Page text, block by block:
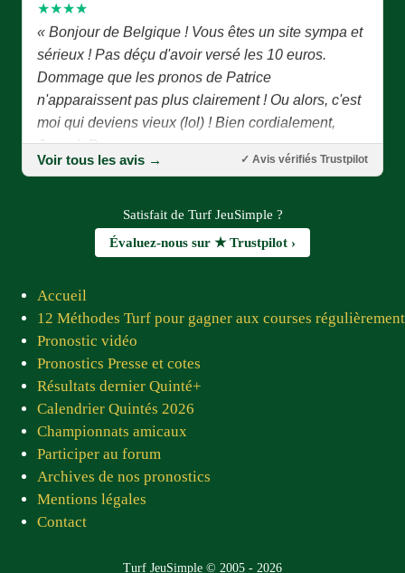
« Bonjour de Belgique ! Vous êtes un site sympa et
sérieux ! Pas déçu d'avoir versé les 10 euros.
Dommage que les pronos de Patrice
n'apparaissent pas plus clairement ! Ou alors, c'est
moi qui deviens vieux (lol) ! Bien cordialement,
Joseph P. »
Joseph P. — juillet 2026
« Bonjour Patrice, Tout d'abord je vous remercie
d'avoir eu l'idée de créer ce site combien important
pour les joueurs et les pronostiqueurs. Un grand
nous proposent des pronostics fiables. Prompt
rétablissement à Jean Luc ! Vous êtes tous sympas
et adorables »
Pierre C.D. — juin 2026
★★★★★
« Très bon site bravo, je vous consulte tous les
jours.»
Pascal C. — juin 2026
★★★★★
dynamique et fiable. Je pense que mon gros lot
Voir tous les avis → ✓ Avis vérifiés Trustpilot
Satisfait de Turf JeuSimple ?
Évaluez-nous sur ★ Trustpilot ›
Accueil
12 Méthodes Turf pour gagner aux courses régulièrement
Pronostic vidéo
Pronostics Presse et cotes
Résultats dernier Quinté+
Calendrier Quintés 2026
Championnats amicaux
Participer au forum
Archives de nos pronostics
Mentions légales
Contact
Turf JeuSimple © 2005 - 2026